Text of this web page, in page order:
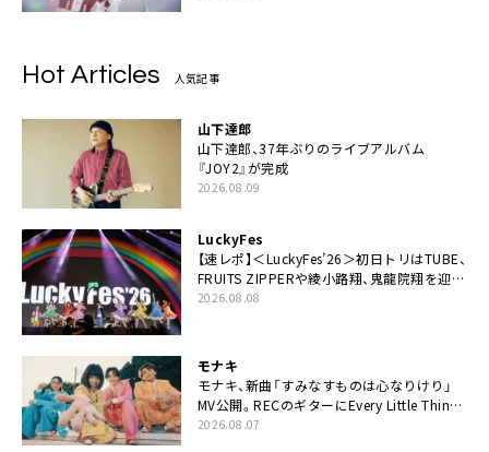
Hot Articles 人気記事
山下達郎
山下達郎、37年ぶりのライブアルバム
『JOY2』が完成
2026.08.09
LuckyFes
【速レポ】＜LuckyFes’26＞初日トリはTUBE、
FRUITS ZIPPERや綾小路翔、鬼龍院翔を迎え
た豪華コラボも「知ってたらぜひ一緒に歌っ
2026.08.08
モナキ
モナキ、新曲「すみなすものは心なりけり」
MV公開。RECのギターにEvery Little Thing・
伊藤一朗参加も
2026.08.07